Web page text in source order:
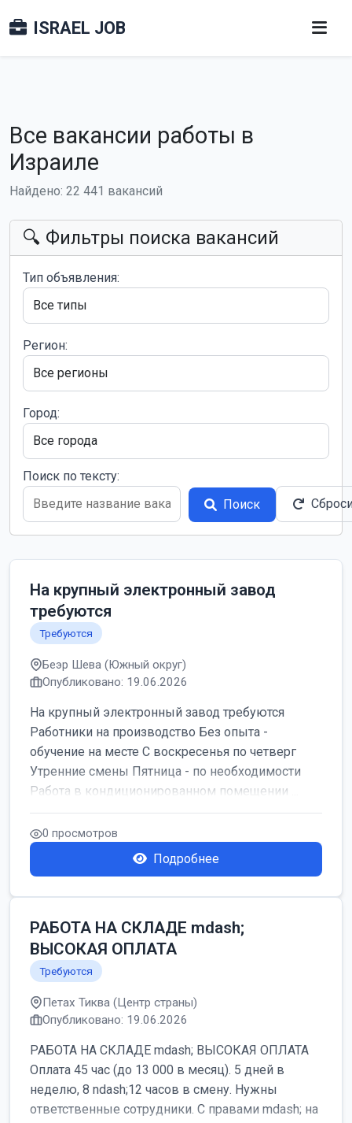
ISRAEL JOB
Все вакансии работы в
Израиле
Найдено: 22 441 вакансий
🔍 Фильтры поиска вакансий
Тип объявления:
Регион:
Город:
Поиск по тексту:
Поиск
На крупный электронный завод
требуются
Требуются
Беэр Шева (Южный округ)
Опубликовано: 19.06.2026
На крупный электронный завод требуются
Работники на производство Без опыта -
обучение на месте С воскресенья по четверг
Утренние смены Пятница - по необходимости
Работа в кондиционированном помещении ...
0 просмотров
Подробнее
РАБОТА НА СКЛАДЕ mdash;
ВЫСОКАЯ ОПЛАТА
Требуются
Петах Тиква (Центр страны)
Опубликовано: 19.06.2026
РАБОТА НА СКЛАДЕ mdash; ВЫСОКАЯ ОПЛАТА
Оплата 45 час (до 13 000 в месяц). 5 дней в
неделю, 8 ndash;12 часов в смену. Нужны
ответственные сотрудники. С правами mdash; на